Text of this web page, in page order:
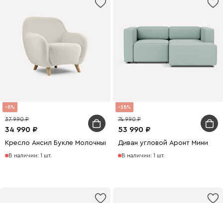
8
34 990
37 990
Кресло Ансил Букле Молочный
В наличии: 1 шт.
28
53 990
74 990
Диван угловой Аронт Мини
В наличии: 1 шт.